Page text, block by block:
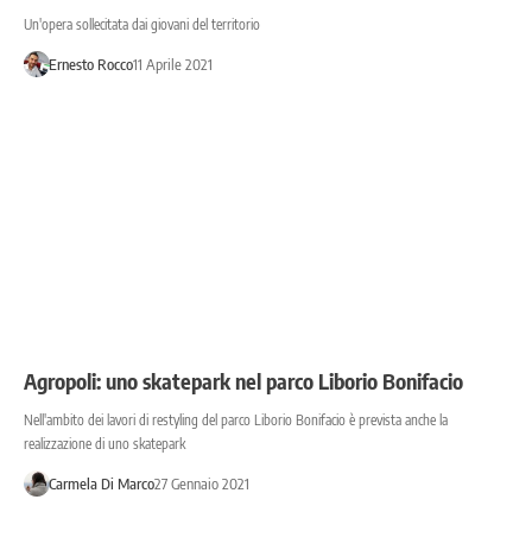
Un'opera sollecitata dai giovani del territorio
Ernesto Rocco11 Aprile 2021
Agropoli: uno skatepark nel parco Liborio Bonifacio
Nell'ambito dei lavori di restyling del parco Liborio Bonifacio è prevista anche la
realizzazione di uno skatepark
Carmela Di Marco27 Gennaio 2021